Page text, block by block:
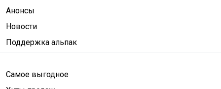
Анонсы
Новости
Поддержка альпак
Самое выгодное